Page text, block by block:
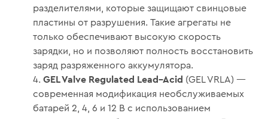
разделителями, которые защищают свинцовые
пластины от разрушения. Такие агрегаты не
только обеспечивают высокую скорость
зарядки, но и позволяют полность восстановить
заряд разряженного аккумулятора.
GEL Valve Regulated Lead–Acid (GEL VRLA) —
современная модификация необслуживаемых
батарей 2, 4, 6 и 12 В с использованием